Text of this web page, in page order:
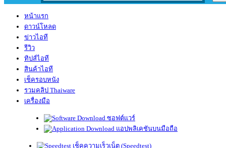
หน้าแรก
ดาวน์โหลด
ข่าวไอที
รีวิว
ทิปส์ไอที
สินค้าไอที
เช็ครอบหนัง
รวมคลิป Thaiware
เครื่องมือ
ซอฟต์แวร์
แอปพลิเคชันบนมือถือ
เช็คความเร็วเน็ต (Speedtest)